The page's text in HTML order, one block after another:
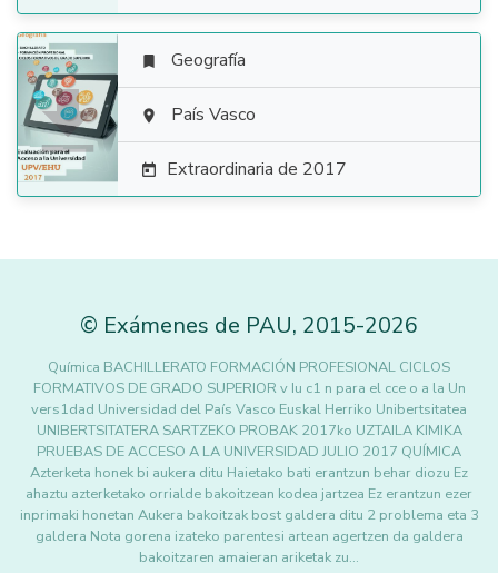

 Geografía
 País Vasco
 Extraordinaria de 2017
© Exámenes de PAU, 2015-2026
Química BACHILLERATO FORMACIÓN PROFESIONAL CICLOS
FORMATIVOS DE GRADO SUPERIOR v Iu c1 n para el cce o a la Un
vers1dad Universidad del País Vasco Euskal Herriko Unibertsitatea
UNIBERTSITATERA SARTZEKO PROBAK 2017ko UZTAILA KIMIKA
PRUEBAS DE ACCESO A LA UNIVERSIDAD JULIO 2017 QUÍMICA
Azterketa honek bi aukera ditu Haietako bati erantzun behar diozu Ez
ahaztu azterketako orrialde bakoitzean kodea jartzea Ez erantzun ezer
inprimaki honetan Aukera bakoitzak bost galdera ditu 2 problema eta 3
galdera Nota gorena izateko parentesi artean agertzen da galdera
bakoitzaren amaieran ariketak zu…